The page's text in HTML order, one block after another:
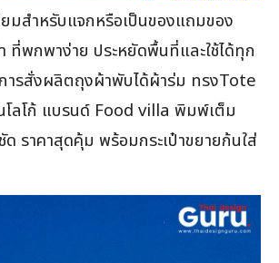
มสำหรับแจกหรือเป็นของแถมของ
ที่พกพาง่าย ประหยัดพื้นที่และใช้ได้ทุก
ารสั่งผลิตถุงผ้าพับได้ผ้าร่ม ทรงTote
โลโก้ แบรนด์ Food villa พิมพ์เต็ม
ราคาสุดคุ้ม พร้อมกระเป๋าขยายก้นใส่